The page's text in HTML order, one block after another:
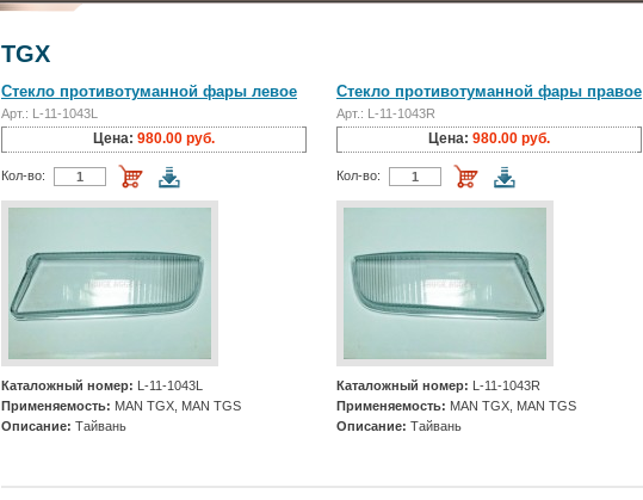
TGX
Стекло противотуманной фары левое
Арт.: L-11-1043L
Цена: 980.00 руб.
Кол-во:
Каталожный номер: L-11-1043L
Применяемость: MAN TGX, MAN TGS
Описание: Тайвань
Стекло противотуманной фары правое
Арт.: L-11-1043R
Цена: 980.00 руб.
Кол-во:
Каталожный номер: L-11-1043R
Применяемость: MAN TGX, MAN TGS
Описание: Тайвань